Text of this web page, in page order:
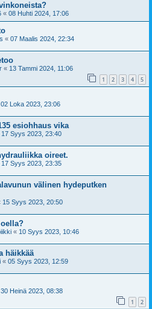
« 08 Huhti 2024, 17:06
« 07 Maalis 2024, 22:34
« 13 Tammi 2024, 11:06
1 2 3 4 5
02 Loka 2023, 23:06
esiohhaus vika
17 Syys 2023, 23:40
oireet.
17 Syys 2023, 23:35
välinen hydeputken
15 Syys 2023, 20:50
« 10 Syys 2023, 10:46
häikkää
« 05 Syys 2023, 12:59
30 Heinä 2023, 08:38
1 2